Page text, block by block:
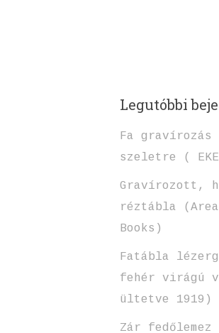
Legutóbbi
Fa gravírozás
szeletre ( EKE
Gravírozott,
réztábla (Area
Books)
Fatábla
fehér virágú
ültetve 1919)
Zár